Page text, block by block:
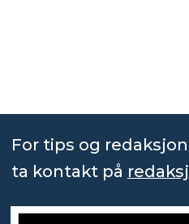
For tips og
ta kontakt på